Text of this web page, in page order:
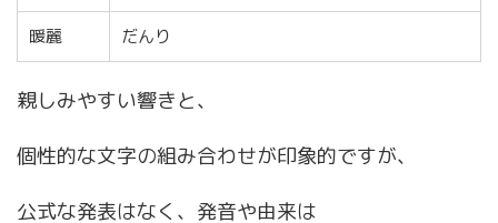
暖麗 だんり
親しみやすい響きと、
個性的な文字の組み合わせが印象的ですが、
公式な発表はなく、発音や由来は